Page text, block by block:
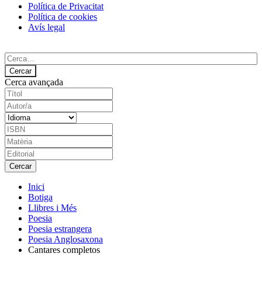
Política de Privacitat
Política de cookies
Avís legal
Cerca avançada
Inici
Botiga
Llibres i Més
Poesia
Poesia estrangera
Poesia Anglosaxona
Cantares completos